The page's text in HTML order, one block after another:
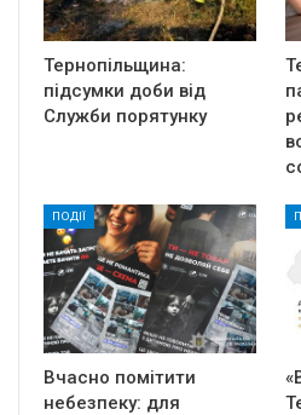
Тернопільщина:
підсумки доби від
Служби порятунку
ПОДІЇ
Вчасно помітити
небезпеку: для